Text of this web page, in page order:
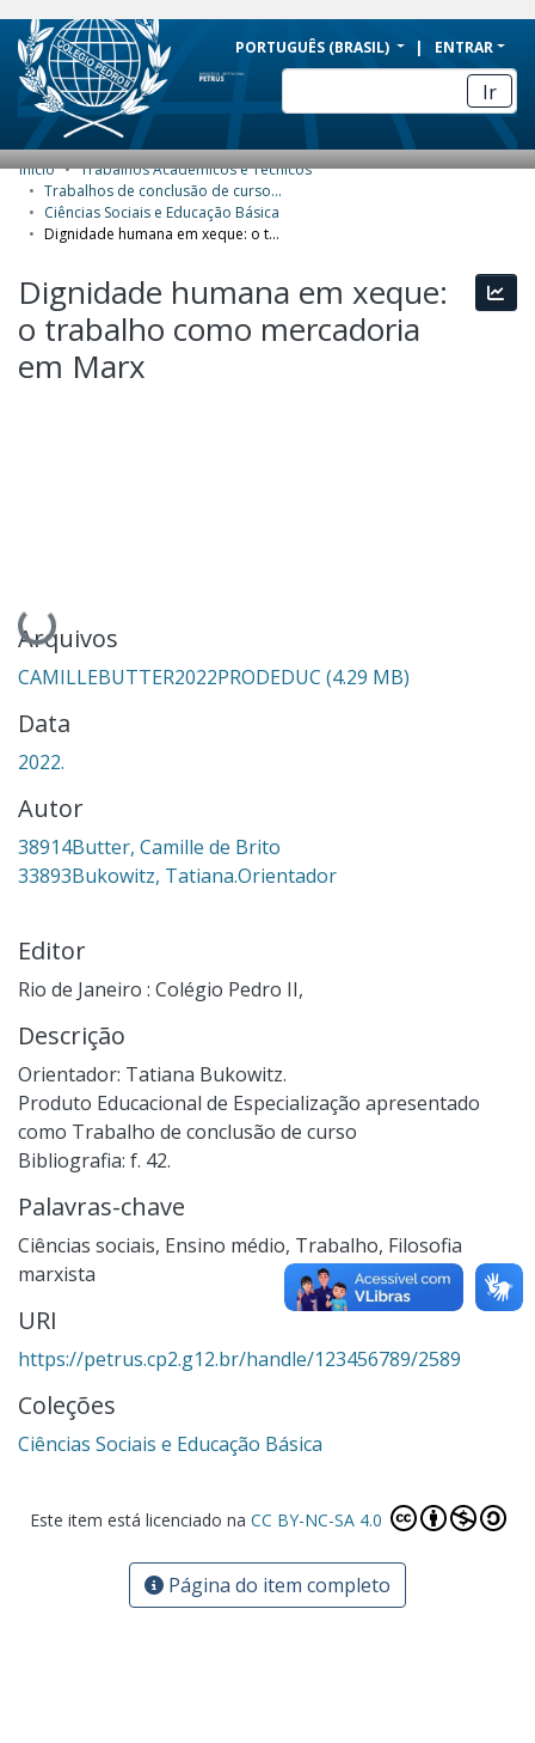
BRAZIL
Simplifique!
Comunica BR
Participe
Acesso à informação
Legislação
PORTUGUÊS (BRASIL) ENTRAR
Ir
COMUNIDADES E COLEÇÕES
NAVEGAR
ESTATÍSTICAS
SOBRE
Início
Trabalhos Acadêmicos e Técnicos
Trabalhos de conclusão de curso de Especialização
Ciências Sociais e Educação Básica
Dignidade humana em xeque: o trabalho como mercadoria em Marx
Dignidade humana em xeque:
o trabalho como mercadoria
em Marx
Carregando...
Arquivos
CAMILLEBUTTER2022PRODEDUC (4.29 MB)
Data
2022.
Autor
38914Butter, Camille de Brito
33893Bukowitz, Tatiana.Orientador
Editor
Rio de Janeiro : Colégio Pedro II,
Descrição
Orientador: Tatiana Bukowitz.
Produto Educacional de Especialização apresentado
como Trabalho de conclusão de curso
Bibliografia: f. 42.
Palavras-chave
Ciências sociais, Ensino médio, Trabalho, Filosofia
marxista
URI
https://petrus.cp2.g12.br/handle/123456789/2589
Coleções
Ciências Sociais e Educação Básica
Este item está licenciado na CC BY-NC-SA 4.0
Página do item completo